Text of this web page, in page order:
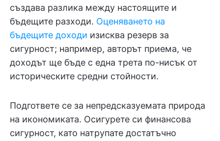
създава разлика между настоящите и
бъдещите разходи. Оценяването на
бъдещите доходи изисква резерв за
сигурност; например, авторът приема, че
доходът ще бъде с една трета по-нисък от
историческите средни стойности.
Подгответе се за непредсказуемата природа
на икономиката. Осигурете си финансова
сигурност, като натрупате достатъчно